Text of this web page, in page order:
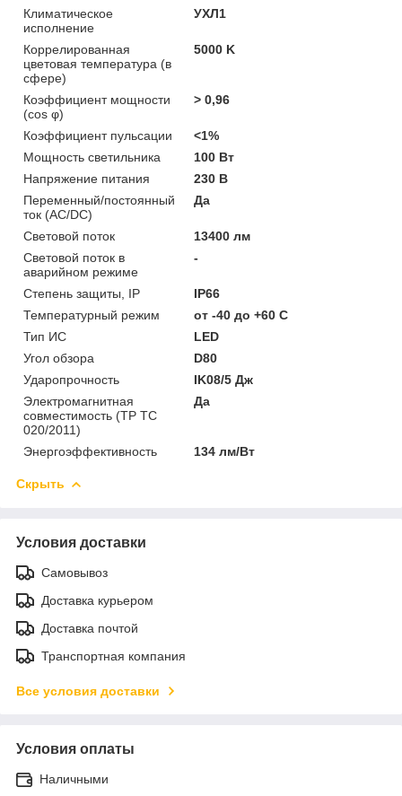
Климатическое
исполнение
УХЛ1
Коррелированная
цветовая температура (в
сфере)
5000 K
Коэффициент мощности
(cos φ)
> 0,96
Коэффициент пульсации
<1%
Мощность светильника
100 Вт
Напряжение питания
230 В
Переменный/постоянный
ток (AC/DC)
Да
Световой поток
13400 лм
Световой поток в
аварийном режиме
-
Степень защиты, IP
IP66
Температурный режим
от -40 до +60 C
Тип ИС
LED
Угол обзора
D80
Ударопрочность
IK08/5 Дж
Электромагнитная
совместимость (ТР ТС
020/2011)
Да
Энергоэффективность 134 лм/Вт
Скрыть
Условия доставки
Самовывоз
Доставка курьером
Доставка почтой
Транспортная компания
Все условия доставки
Условия оплаты
Наличными